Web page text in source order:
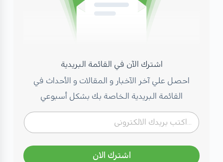
اشترك الآن في القائمة البريدية
احصل علي آخر الآخبار و المقالات و الأحداث في
القائمة البريدية الخاصة بك بشكل أسبوعي
اشترك الان